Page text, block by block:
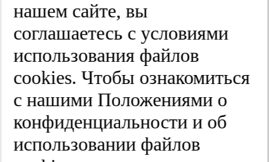
Пароль
Повторите пароль
нашем сайте, вы
соглашаетесь с условиями
использования файлов
cооkies. Чтобы ознакомиться
с нашими Положениями о
конфиденциальности и об
использовании файлов